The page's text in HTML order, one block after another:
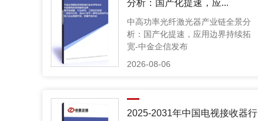
分析：国产化提速，应...
中高功率光纤激光器产业链全景分
析：国产化提速，应用边界持续拓
宽-中金企信发布
2026-08-06
2025-2031年中国电视接收器行